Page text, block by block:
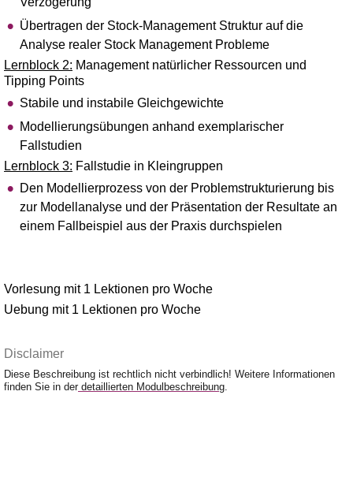
Übertragen der Stock-Management Struktur auf die
Analyse realer Stock Management Probleme
Lernblock 2: Management natürlicher Ressourcen und
Tipping Points
Stabile und instabile Gleichgewichte
Modellierungsübungen anhand exemplarischer
Fallstudien
Lernblock 3: Fallstudie in Kleingruppen
Den Modellierprozess von der Problemstrukturierung bis
zur Modellanalyse und der Präsentation der Resultate an
einem Fallbeispiel aus der Praxis durchspielen
Vorlesung mit 1 Lektionen pro Woche
Uebung mit 1 Lektionen pro Woche
Disclaimer
Diese Beschreibung ist rechtlich nicht verbindlich! Weitere Informationen
finden Sie in der detaillierten Modulbeschreibung.